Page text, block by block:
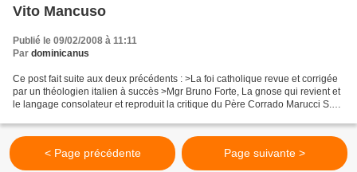
Vito Mancuso
Publié le 09/02/2008 à 11:11
Par dominicanus
Ce post fait suite aux deux précédents : >La foi catholique revue et corrigée
par un théologien italien à succès >Mgr Bruno Forte, La gnose qui revient et
le langage consolateur et reproduit la critique du Père Corrado Marucci S.J.
< Page précédente Page suivante >